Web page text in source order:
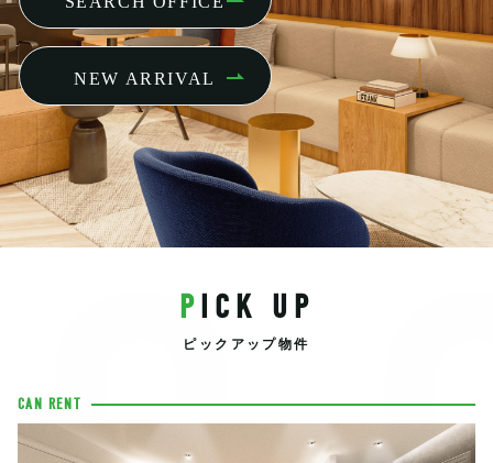
NEW ARRIVAL
PICK UP
ピックアップ物件
CAN RENT